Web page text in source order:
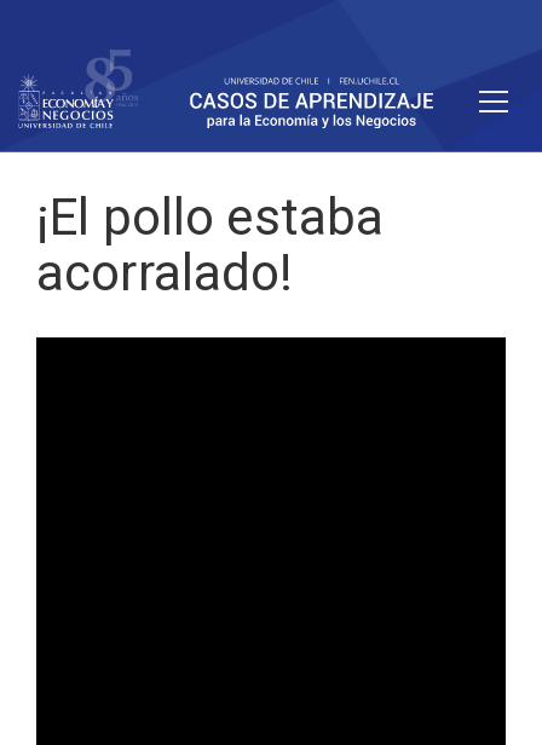
¡El pollo estaba
acorralado!